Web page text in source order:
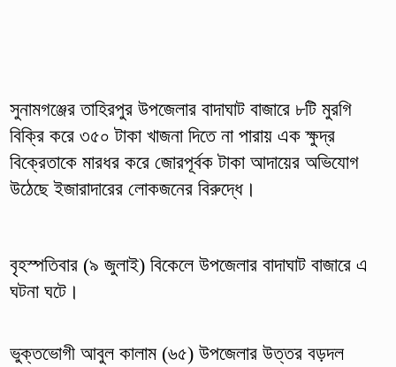
সুনামগঞ্জের তাহিরপুর উপজেলার বাদাঘাট বাজারে ৮টি মুরগি
বিক্রি করে ৩৫০ টাকা খাজনা দিতে না পারায় এক ক্ষুদ্র
বিক্রেতাকে মারধর করে জোরপূর্বক টাকা আদায়ের অভিযোগ
উঠেছে ইজারাদারের লোকজনের বিরুদ্ধে।
বৃহস্পতিবার (৯ জুলাই) বিকেলে উপজেলার বাদাঘাট বাজারে এ
ঘটনা ঘটে।
ভুক্তভোগী আবুল কালাম (৬৫) উপজেলার উত্তর বড়দল